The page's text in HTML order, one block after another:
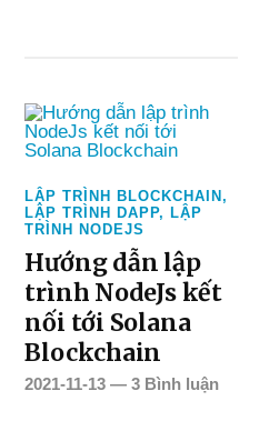
LẬP TRÌNH BLOCKCHAIN,
LẬP TRÌNH DAPP,LẬP
TRÌNH NODEJS
Hướng dẫn lập
trình NodeJs kết
nối tới Solana
Blockchain
2021-11-13 —3 Bình luận